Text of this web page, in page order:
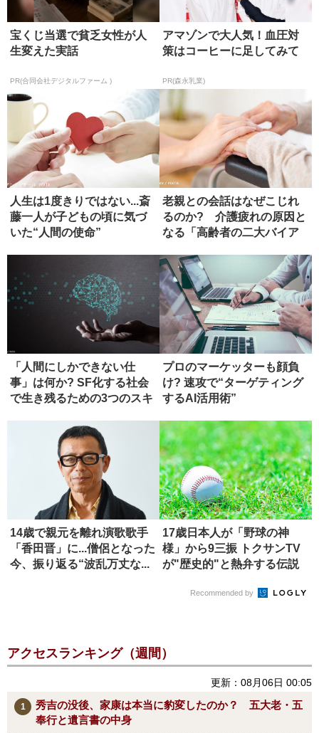
宝くじ当選で貧乏女性が人
生変えた実話
PR(合同会社デジタルファーム )
アマゾンで大人気！血圧対
策はコーヒーに足してみて
PR(森永乳業)
人生は1度きりではない...斎
藤一人が子どもの頃に気づ
いた“人間の使命”
老親との会話はなぜこじれ
るのか? 介護疲れの原因と
なる「高齢者の二大バイア
「人間にしかできない仕
事」は何か? SF化する社会
で生き残るための3つのスキ
プロのマーケッターも顔負
け? 速攻で“ターゲティング
するAI活用術”
14歳で親元を離れ演歌歌手
「香田晋」に...僧侶となった
今、振り返る“波乱万丈な...
17歳日本人が「野球の神
様」から9三振 トクサンTV
が"歴史的"と熱弁する伝説
Recommended by
アクセスランキング（週間）
更新：08月06日 00:05
秀吉の没後、家康は本当に豹変したのか？ 五大老・五
奉行と遺言書の中身